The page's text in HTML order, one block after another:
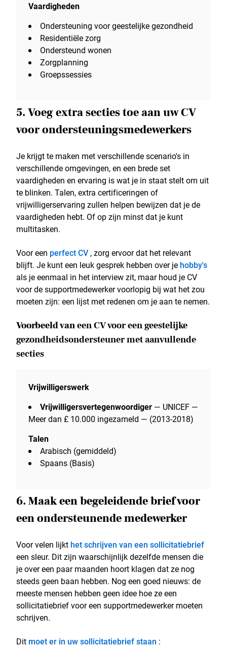
Vaardigheden
Ondersteuning voor geestelijke gezondheid
Residentiële zorg
Ondersteund wonen
Zorgplanning
Groepssessies
5. Voeg extra secties toe aan uw CV
voor ondersteuningsmedewerkers
Je krijgt te maken met verschillende scenario's in
verschillende omgevingen, en een brede set
vaardigheden en ervaring is wat je in staat stelt om uit
te blinken. Talen, extra certificeringen of
vrijwilligerservaring zullen helpen bewijzen dat je de
vaardigheden hebt. Of op zijn minst dat je kunt
multitasken.
Voor een perfect CV , zorg ervoor dat het relevant
blijft. Je kunt een leuk gesprek hebben over je hobby's
als je eenmaal in het interview zit, maar houd je CV
voor de supportmedewerker voorlopig bij wat het zou
moeten zijn: een lijst met redenen om je aan te nemen.
Voorbeeld vaneen CV voor een geestelijke
gezondheidsondersteunermet aanvullende
secties
Vrijwilligerswerk
Vrijwilligersvertegenwoordiger — UNICEF —
Meer dan £ 10.000 ingezameld — (2013-2018)
Talen
Arabisch (gemiddeld)
Spaans (Basis)
6. Maak een begeleidende brief voor
een ondersteunende medewerker
Voor velen lijkt het schrijven van een sollicitatiebrief
een sleur. Dit zijn waarschijnlijk dezelfde mensen die
je over een paar maanden hoort klagen dat ze nog
steeds geen baan hebben. Nog een goed nieuws: de
meeste mensen hebben geen idee hoe ze een
sollicitatiebrief voor een supportmedewerker moeten
schrijven.
Dit moet er in uw sollicitatiebrief staan :